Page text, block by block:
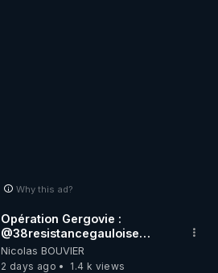
Why this ad?
Opération Gergovie :
‪@38resistancegauloise‬
‪@MarionSigautOfficiel‬
‪@gladysriifard5710‬ Laëtitia
Nicolas BOUVIER
2 days ago
1.4 k views